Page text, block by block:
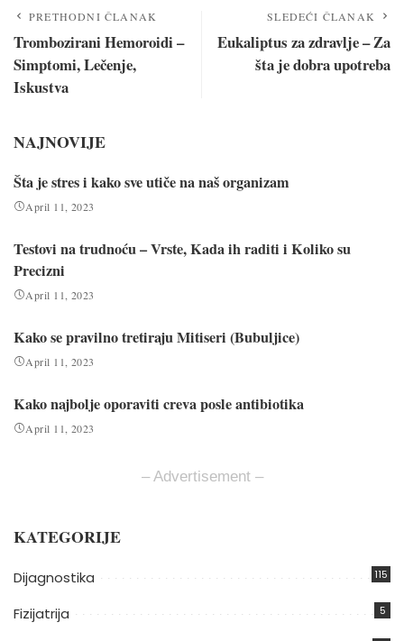
PRETHODNI ČLANAK
Trombozirani Hemoroidi –
Simptomi, Lečenje,
Iskustva
SLEDEĆI ČLANAK
Eukaliptus za zdravlje – Za
šta je dobra upotreba
NAJNOVIJE
Šta je stres i kako sve utiče na naš organizam
April 11, 2023
Testovi na trudnoću – Vrste, Kada ih raditi i Koliko su
Precizni
April 11, 2023
Kako se pravilno tretiraju Mitiseri (Bubuljice)
April 11, 2023
Kako najbolje oporaviti creva posle antibiotika
April 11, 2023
– Advertisement –
KATEGORIJE
Dijagnostika 115
Fizijatrija 5